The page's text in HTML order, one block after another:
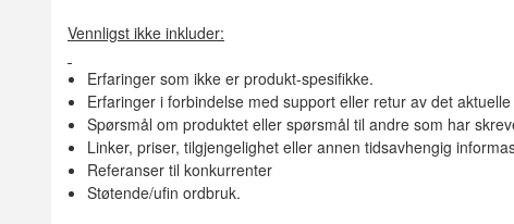
Vennligst ikke inkluder:
Erfaringer som ikke er produkt-spesifikke.
Erfaringer i forbindelse med support eller retur av det
Spørsmål om produktet eller spørsmål til andre som har
Linker, priser, tilgjengelighet eller annen tidsavhengig
Referanser til konkurrenter
Støtende/ufin ordbruk.